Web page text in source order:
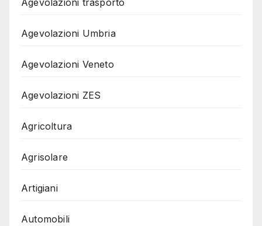
Agevolazioni trasporto
Agevolazioni Umbria
Agevolazioni Veneto
Agevolazioni ZES
Agricoltura
Agrisolare
Artigiani
Automobili